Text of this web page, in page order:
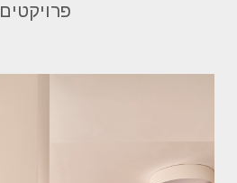
פרויקטים